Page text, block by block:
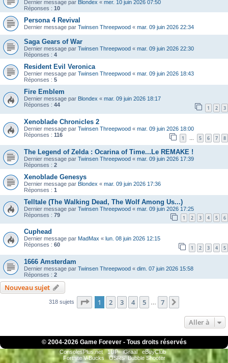
Dernier message par Blondex « mer. 10 juin 2026 07:50
Réponses : 10
Persona 4 Revival
Dernier message par Twinsen Threepwood « mar. 09 juin 2026 22:34
Saga Gears of War
Dernier message par Twinsen Threepwood « mar. 09 juin 2026 22:30
Réponses : 4
Resident Evil Veronica
Dernier message par Twinsen Threepwood « mar. 09 juin 2026 18:43
Réponses : 5
Fire Emblem
Dernier message par Blondex « mar. 09 juin 2026 18:17
Réponses : 44 1 2 3
Xenoblade Chronicles 2
Dernier message par Twinsen Threepwood « mar. 09 juin 2026 18:00
Réponses : 116 1 … 5 6 7 8
The Legend of Zelda : Ocarina of Time...Le REMAKE !
Dernier message par Twinsen Threepwood « mar. 09 juin 2026 17:39
Réponses : 2
Xenoblade Genesys
Dernier message par Blondex « mar. 09 juin 2026 17:36
Réponses : 1
Telltale (The Walking Dead, The Wolf Among Us...)
Dernier message par Twinsen Threepwood « mar. 09 juin 2026 17:25
Réponses : 79 1 2 3 4 5 6
Cuphead
Dernier message par MadMax « lun. 08 juin 2026 12:15
Réponses : 60 1 2 3 4 5
1666 Amsterdam
Dernier message par Twinsen Threepwood « dim. 07 juin 2026 15:58
Réponses : 2
Nouveau sujet
318 sujets Page 1sur7
1 2 3 4 5 7
Aller à
© 2004-2026 Game Forever - Tous droits réservés
ConsolesPlus.net 1UP iGraal
eBuyClub
Fortnite V-Bucks
OSRS Bubble Shooter